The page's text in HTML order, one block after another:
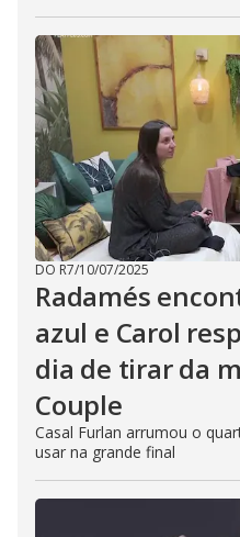
DO R7/10/07/2025
Radamés
azul e Carol
dia de tirar da
Couple
Casal Furlan arrumou o
usar na grande final